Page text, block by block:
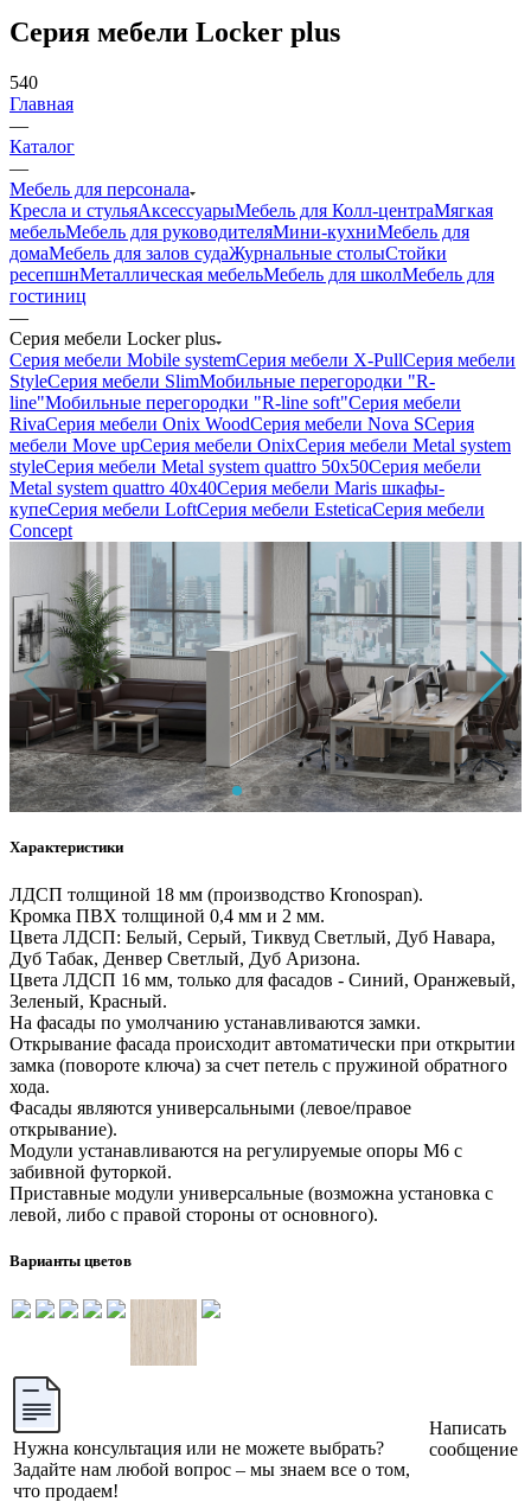
Серия мебели Locker plus
540
Главная
—
Каталог
—
Мебель для персонала
Кресла и стульяАксессуарыМебель для Колл-центраМягкая
мебельМебель для руководителяМини-кухниМебель для
домаМебель для залов судаЖурнальные столыСтойки
ресепшнМеталлическая мебельМебель для школМебель для
гостиниц
—
Серия мебели Locker plus
Серия мебели Mobile systemСерия мебели X-PullСерия мебели
StyleСерия мебели SlimМобильные перегородки "R-
line"Мобильные перегородки "R-line soft"Серия мебели
RivaСерия мебели Onix WoodСерия мебели Nova SСерия
мебели Move upСерия мебели OnixСерия мебели Metal system
styleСерия мебели Metal system quattro 50x50Серия мебели
Metal system quattro 40x40Серия мебели Maris шкафы-
купеСерия мебели LoftСерия мебели EsteticaСерия мебели
Concept
Характеристики
ЛДСП толщиной 18 мм (производство Kronospan).
Кромка ПВХ толщиной 0,4 мм и 2 мм.
Цвета ЛДСП: Белый, Серый, Тиквуд Светлый, Дуб Навара,
Дуб Табак, Денвер Светлый, Дуб Аризона.
Цвета ЛДСП 16 мм, только для фасадов - Синий, Оранжевый,
Зеленый, Красный.
На фасады по умолчанию устанавливаются замки.
Открывание фасада происходит автоматически при открытии
замка (повороте ключа) за счет петель с пружиной обратного
хода.
Фасады являются универсальными (левое/правое
открывание).
Модули устанавливаются на регулируемые опоры М6 с
забивной футоркой.
Приставные модули универсальные (возможна установка с
левой, либо с правой стороны от основного).
Варианты цветов
Нужна консультация или не можете выбрать?
Задайте нам любой вопрос – мы знаем все о том,
что продаем!
Написать
сообщение